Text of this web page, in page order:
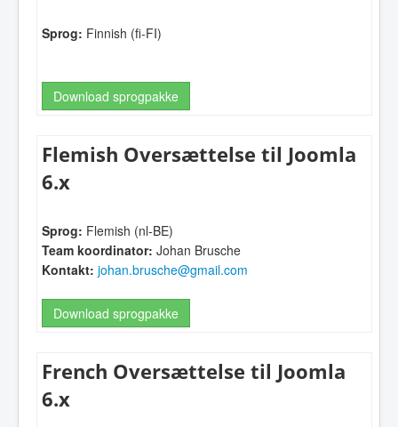
Sprog: Finnish (fi-FI)
Download sprogpakke
Flemish Oversættelse til Joomla
6.x
Sprog: Flemish (nl-BE)
Team koordinator: Johan Brusche
Kontakt: johan.brusche@gmail.com
Download sprogpakke
French Oversættelse til Joomla
6.x